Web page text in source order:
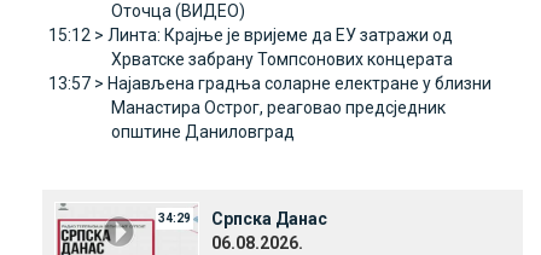
Оточца (ВИДЕО)
15:12 > Линта: Крајње је вријеме да ЕУ затражи од
Хрватске забрану Томпсонових концерата
13:57 > Најављена градња соларне електране у близни
Манастира Острог, реаговао предсједник
општине Даниловград
34:29
Српска Данас
06.08.2026.